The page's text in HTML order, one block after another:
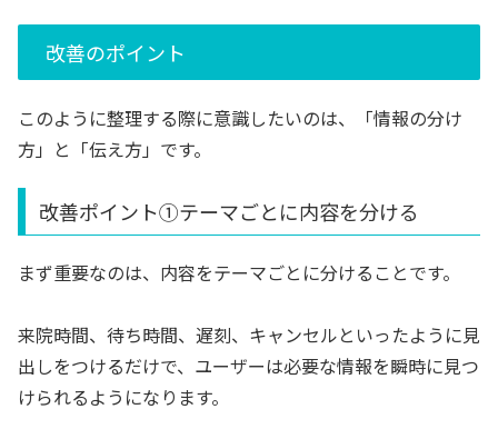
改善のポイント
このように整理する際に意識したいのは、「情報の分け
方」と「伝え方」です。
改善ポイント①テーマごとに内容を分ける
まず重要なのは、内容をテーマごとに分けることです。
来院時間、待ち時間、遅刻、キャンセルといったように見
出しをつけるだけで、ユーザーは必要な情報を瞬時に見つ
けられるようになります。